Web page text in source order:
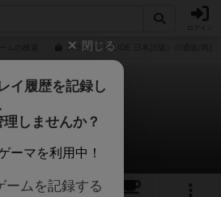
スライド（SLIDE 日本語版）の通販/商品
スライド
っぱさんのレビュー
8
閉じる
イ履歴を記録し
しませんか？
ーマを利用中！
ームを記録する